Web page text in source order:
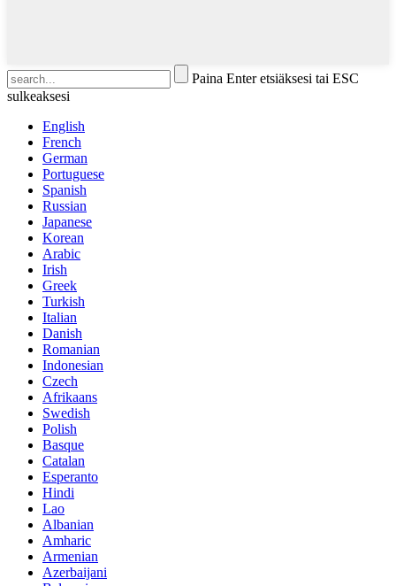
Paina Enter etsiäksesi tai ESC
sulkeaksesi
English
French
German
Portuguese
Spanish
Russian
Japanese
Korean
Arabic
Irish
Greek
Turkish
Italian
Danish
Romanian
Indonesian
Czech
Afrikaans
Swedish
Polish
Basque
Catalan
Esperanto
Hindi
Lao
Albanian
Amharic
Armenian
Azerbaijani